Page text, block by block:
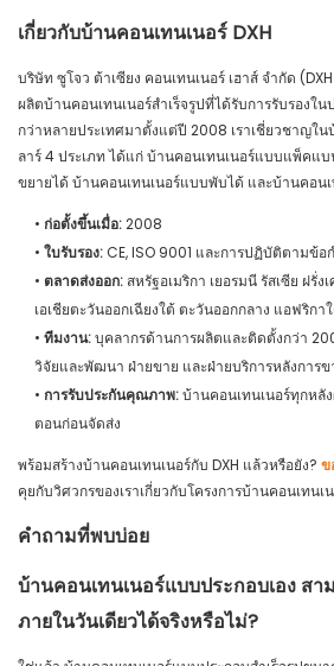
เกี่ยวกับบ้านคอนเทนเนอร์ DXH
บริษัท ซูโจว ต้าเซียง คอนเทนเนอร์ เฮาส์ จำกัด
ผลิตบ้านคอนเทนเนอร์สำเร็จรูปที่ได้รับการรับรองใ
กว่าหลายประเทศมาตั้งแต่ปี 2008 เราเชี่ยวชาญใ
ลาร์ 4 ประเภท ได้แก่ บ้านคอนเทนเนอร์แบบแพ็คแ
ขยายได้ บ้านคอนเทนเนอร์แบบพับได้ และบ้านคอน
•ก่อตั้งขึ้นเมื่อ:2008
•ใบรับรอง:CE, ISO 9001 และการปฏิบัติตามข้
• ตลาดส่งออก: สหรัฐอเมริกา เยอรมนี รัสเซีย ฝรั่
เอเชียตะวันออกเฉียงใต้ ตะวันออกกลาง แอฟริกา
•ทีมงาน:บุคลากรด้านการผลิตและติดตั้งกว่า
วิจัยและพัฒนา ฝ่ายขาย และฝ่ายบริการหลังการข
•การรับประกันคุณภาพ:บ้านคอนเทนเนอร์ทุกหลั
ตอนก่อนจัดส่ง
พร้อมสร้างบ้านคอนเทนเนอร์กับ DXH แล้วหรือยัง? ข
คุยกับวิศวกรของเราเกี่ยวกับโครงการบ้านคอนเทน
คำถามที่พบบ่อย
บ้านคอนเทนเนอร์แบบประกอบเอง สา
ภายในวันเดียวได้จริงหรือไม่?